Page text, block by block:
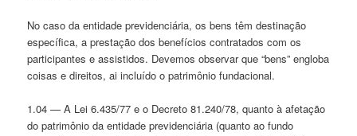
No caso da entidade previdenciária, os bens têm destinação
específica, a prestação dos benefícios contratados com os
participantes e assistidos. Devemos observar que “bens” engloba
coisas e direitos, ai incluído o patrimônio fundacional.
1.04 — A Lei 6.435/77 e o Decreto 81.240/78, quanto à afetação
do patrimônio da entidade previdenciária (quanto ao fundo